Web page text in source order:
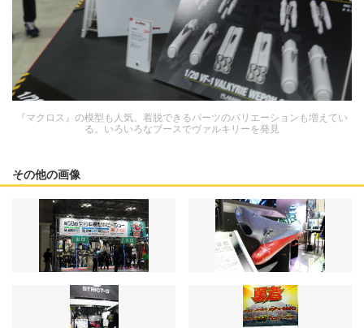
『マクロス』の模型も人気。着脱できるパーツのバリエーションも増えてい
る。いろいろなブースでヴァルキリーを発見
その他の画像